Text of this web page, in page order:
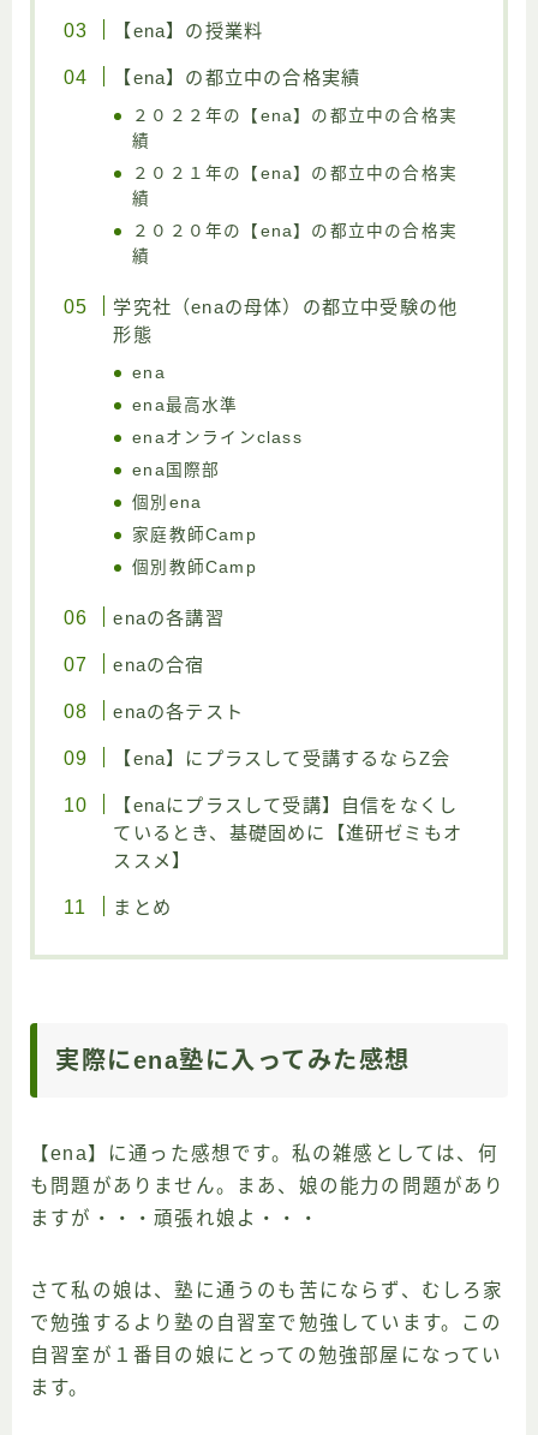
【ena】の授業料
【ena】の都立中の合格実績
２０２２年の【ena】の都立中の合格実
績
２０２１年の【ena】の都立中の合格実
績
２０２０年の【ena】の都立中の合格実
績
学究社（enaの母体）の都立中受験の他
形態
ena
ena最高水準
enaオンラインclass
ena国際部
個別ena
家庭教師Camp
個別教師Camp
enaの各講習
enaの合宿
enaの各テスト
【ena】にプラスして受講するならZ会
【enaにプラスして受講】自信をなくし
ているとき、基礎固めに【進研ゼミもオ
ススメ】
まとめ
実際にena塾に入ってみた感想
【ena】に通った感想です。私の雑感としては、何
も問題がありません。まあ、娘の能力の問題があり
ますが・・・頑張れ娘よ・・・
さて私の娘は、塾に通うのも苦にならず、むしろ家
で勉強するより塾の自習室で勉強しています。この
自習室が１番目の娘にとっての勉強部屋になってい
ます。